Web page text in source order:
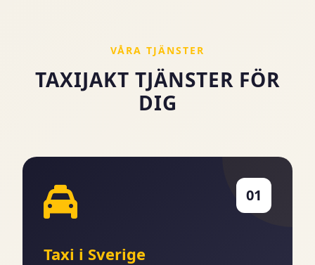
VÅRA TJÄNSTER
TAXIJAKT TJÄNSTER FÖR
DIG
01
Taxi i Sverige